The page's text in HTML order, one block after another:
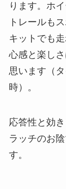
ります。ホ
トレールも
キットでも
心感と楽し
思います（
時）。
応答性と効
ラッチのお
す。